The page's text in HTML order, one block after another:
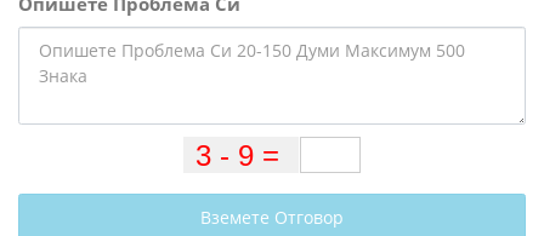
Вземете Отговор